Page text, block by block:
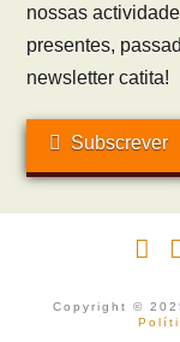
nossas
presentes,
newsletter catita!
Subscrever
Copyright ©